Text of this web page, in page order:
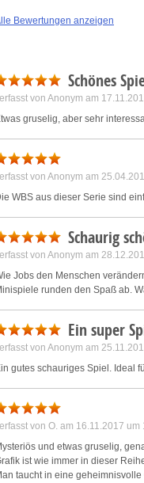
Bewertungen anzeigen
Schönes
von Anonym am
gruselig, aber sehr
von Anonym am
WBS aus dieser Serie sind
Schaurig
von Anonym am
Jobs den Menschen
runden den Spaß ab.
Ein super
von Anonym am
gutes schauriges Spiel. Ideal
von O. am 16.11.2017 um
und etwas gruselig,
ist wie immer in dieser
taucht in eine